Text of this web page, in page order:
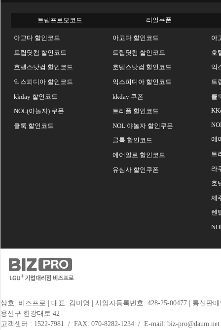
트립프로모코드
아고다 할인코드
트립닷컴 할인코드
호텔스닷컴 할인코드
익스피디아 할인코드
kkday 할인코드
NOL(야놀자) 쿠폰
클룩 할인코드
리얼쿠폰
아고다 할인코드
트립닷컴 할인코드
호텔스닷컴 할인코드
익스피디아 할인코드
kkday 쿠폰
트리플 할인코드
NOL 야놀자 할인쿠폰
클룩 할인코드
에어알로 할인코드
유심사 할인쿠폰
아
호
익
트
클
에
트
라
호
제
렌
상호: 비즈프로 | 대표: 김미영 | 사업자등록번호: 428-25-00477 | 통신판
용산구 한강대로 42
고객센터 : 1522-7981 / FAX: 070-8282-1234 / E-mail: biz-pro@daum.net